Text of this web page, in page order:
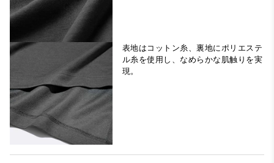
表地はコットン糸、裏地にポリエステ
ル糸を使用し、なめらかな肌触りを実
現。